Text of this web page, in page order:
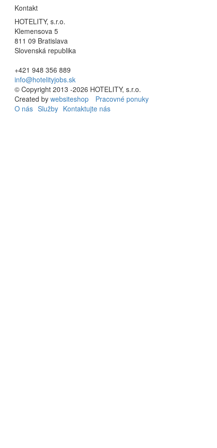
Kontakt
HOTELITY, s.r.o.
Klemensova 5
811 09 Bratislava
Slovenská republika
+421 948 356 889
info@hotelityjobs.sk
© Copyright 2013 -2026 HOTELITY, s.r.o.
Created by websiteshop
Pracovné ponuky
O nás Služby Kontaktujte nás